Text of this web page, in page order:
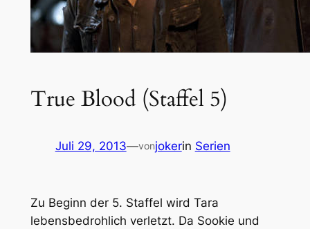
True Blood (Staffel 5)
Juli 29, 2013—vonjokerin Serien
Zu Beginn der 5. Staffel wird Tara
lebensbedrohlich verletzt. Da Sookie und